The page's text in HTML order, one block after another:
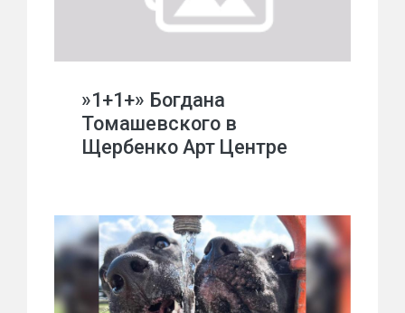
»1+1+» Богдана
Томашевского в
Щербенко Арт Центре